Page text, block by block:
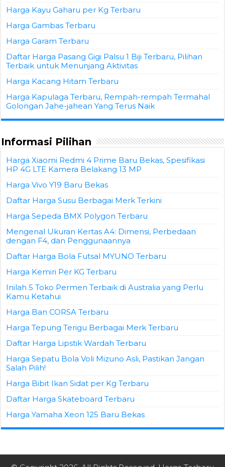
Harga Kayu Gaharu per Kg Terbaru
Harga Gambas Terbaru
Harga Garam Terbaru
Daftar Harga Pasang Gigi Palsu 1 Biji Terbaru, Pilihan
Terbaik untuk Menunjang Aktivitas
Harga Kacang Hitam Terbaru
Harga Kapulaga Terbaru, Rempah-rempah Termahal
Golongan Jahe-jahean Yang Terus Naik
Informasi Pilihan
Harga Xiaomi Redmi 4 Prime Baru Bekas, Spesifikasi
HP 4G LTE Kamera Belakang 13 MP
Harga Vivo Y19 Baru Bekas
Daftar Harga Susu Berbagai Merk Terkini
Harga Sepeda BMX Polygon Terbaru
Mengenal Ukuran Kertas A4: Dimensi, Perbedaan
dengan F4, dan Penggunaannya
Daftar Harga Bola Futsal MYUNO Terbaru
Harga Kemiri Per KG Terbaru
Inilah 5 Toko Permen Terbaik di Australia yang Perlu
Kamu Ketahui
Harga Ban CORSA Terbaru
Harga Tepung Terigu Berbagai Merk Terbaru
Daftar Harga Lipstik Wardah Terbaru
Harga Sepatu Bola Voli Mizuno Asli, Pastikan Jangan
Salah Pilih!
Harga Bibit Ikan Sidat per Kg Terbaru
Daftar Harga Skateboard Terbaru
Harga Yamaha Xeon 125 Baru Bekas